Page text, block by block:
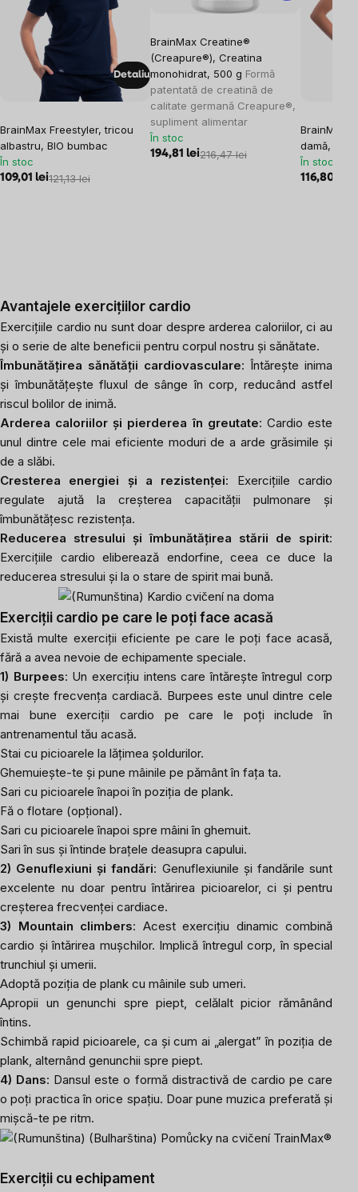
BrainMax Freestyler, tricou
albastru, BIO bumbac
În stoc
109,01 lei121,13 lei
Detaliu
BrainMax Creatine®
(Creapure®), Creatina
monohidrat, 500 g Formă
patentată de creatină de
calitate germană Creapure®,
supliment alimentar
În stoc
194,81 lei216,47 lei
BrainMax
damă,
În stoc
116,80 lei
Avantajele exercițiilor cardio
Exercițiile cardio nu sunt doar despre arderea caloriilor, ci au
și o serie de alte beneficii pentru corpul nostru și sănătate.
Îmbunătățirea sănătății cardiovasculare: Întărește inima
și îmbunătățește fluxul de sânge în corp, reducând astfel
riscul bolilor de inimă.
Arderea caloriilor și pierderea în greutate: Cardio este
unul dintre cele mai eficiente moduri de a arde grăsimile și
de a slăbi.
Cresterea energiei și a rezistenței: Exercițiile cardio
regulate ajută la creșterea capacității pulmonare și
îmbunătățesc rezistența.
Reducerea stresului și îmbunătățirea stării de spirit:
Exercițiile cardio eliberează endorfine, ceea ce duce la
reducerea stresului și la o stare de spirit mai bună.
Exerciții cardio pe care le poți face acasă
Există multe exerciții eficiente pe care le poți face acasă,
fără a avea nevoie de echipamente speciale.
1) Burpees: Un exercițiu intens care întărește întregul corp
și crește frecvența cardiacă. Burpees este unul dintre cele
mai bune exerciții cardio pe care le poți include în
antrenamentul tău acasă.
Stai cu picioarele la lățimea șoldurilor.
Ghemuiește-te și pune mâinile pe pământ în fața ta.
Sari cu picioarele înapoi în poziția de plank.
Fă o flotare (opțional).
Sari cu picioarele înapoi spre mâini în ghemuit.
Sari în sus și întinde brațele deasupra capului.
2) Genuflexiuni și fandări: Genuflexiunile și fandările sunt
excelente nu doar pentru întărirea picioarelor, ci și pentru
creșterea frecvenței cardiace.
3) Mountain climbers: Acest exercițiu dinamic combină
cardio și întărirea mușchilor. Implică întregul corp, în special
trunchiul și umerii.
Adoptă poziția de plank cu mâinile sub umeri.
Apropii un genunchi spre piept, celălalt picior rămânând
întins.
Schimbă rapid picioarele, ca și cum ai „alergat” în poziția de
plank, alternând genunchii spre piept.
4) Dans: Dansul este o formă distractivă de cardio pe care
o poți practica în orice spațiu. Doar pune muzica preferată și
mișcă-te pe ritm.
Exerciții cu echipament